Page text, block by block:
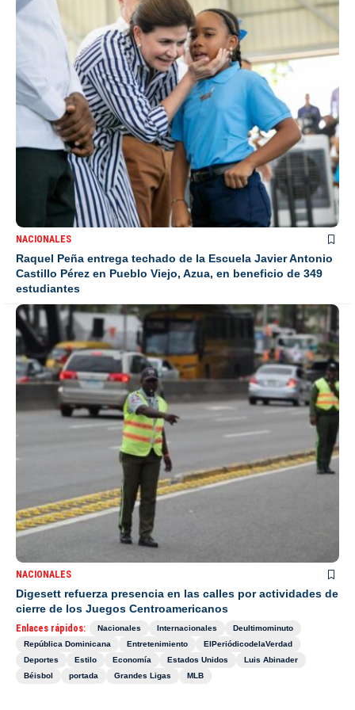
NACIONALES
Raquel Peña entrega techado de la Escuela Javier Antonio
Castillo Pérez en Pueblo Viejo, Azua, en beneficio de 349
estudiantes
NACIONALES
Digesett refuerza presencia en las calles por actividades de
cierre de los Juegos Centroamericanos
Enlaces rápidos: Nacionales Internacionales
Deultimominuto
República Dominicana
Entretenimiento
ElPeriódicodelaVerdad
Deportes
Estilo Economía Estados Unidos
Luis Abinader
Béisbol
portada Grandes Ligas MLB